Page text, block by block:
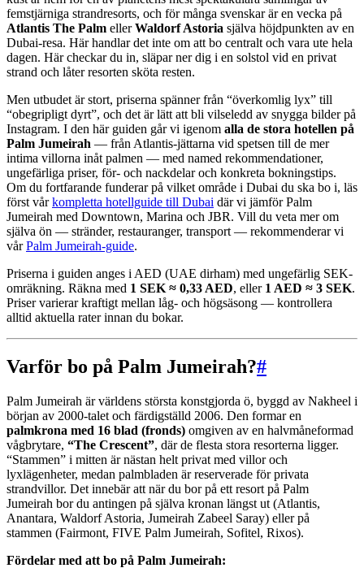
femstjärniga strandresorts, och för många svenskar är en vecka på
Atlantis The Palm ellerWaldorf Astoria själva höjdpunkten av en
Dubai-resa. Här handlar det inte om att bo centralt och vara ute hela
dagen. Här checkar du in, släpar ner dig i en solstol vid en privat
strand och låter resorten sköta resten.
Men utbudet är stort, priserna spänner från “överkomlig lyx” till
“obegripligt dyrt”, och det är lätt att bli vilseledd av snygga bilder på
Instagram. I den här guiden går vi igenom alla de stora hotellen på
Palm Jumeirah — från Atlantis-jättarna vid spetsen till de mer
intima villorna inåt palmen — med named rekommendationer,
ungefärliga priser, för- och nackdelar och konkreta bokningstips.
Om du fortfarande funderar på vilket område i Dubai du ska bo i, läs
först vårkompletta hotellguide till Dubai där vi jämför Palm
Jumeirah med Downtown, Marina och JBR. Vill du veta mer om
själva ön — stränder, restauranger, transport — rekommenderar vi
vårPalm Jumeirah-guide.
Priserna i guiden anges i AED (UAE dirham) med ungefärlig SEK-
omräkning. Räkna med 1 SEK ≈ 0,33 AED, eller 1 AED ≈ 3 SEK.
Priser varierar kraftigt mellan låg- och högsäsong — kontrollera
alltid aktuella rater innan du bokar.
Varför bo på Palm Jumeirah?#
Palm Jumeirah är världens största konstgjorda ö, byggd av Nakheel i
början av 2000-talet och färdigställd 2006. Den formar en
palmkrona med 16 blad (fronds) omgiven av en halvmåneformad
vågbrytare, “The Crescent”, där de flesta stora resorterna ligger.
“Stammen” i mitten är nästan helt privat med villor och
lyxlägenheter, medan palmbladen är reserverade för privata
strandvillor. Det innebär att när du bor på ett resort på Palm
Jumeirah bor du antingen på själva kronan längst ut (Atlantis,
Anantara, Waldorf Astoria, Jumeirah Zabeel Saray) eller på
stammen (Fairmont, FIVE Palm Jumeirah, Sofitel, Rixos).
Fördelar med att bo på Palm Jumeirah: